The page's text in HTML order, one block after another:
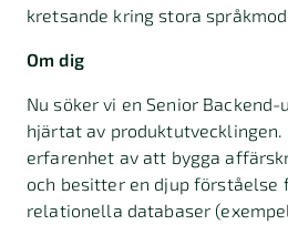
kretsande kring stora
Om dig
Nu söker vi en Senior
hjärtat av produktutvecklingen.
erfarenhet av att bygga
och besitter en djup förståelse
relationella databaser